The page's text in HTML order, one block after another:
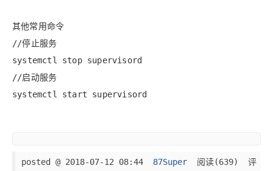
其他常用命令
//停止服务
systemctl stop supervisord
//启动服务
systemctl start supervisord
posted @ 2018-07-12 08:44 87Super 阅读(639) 评